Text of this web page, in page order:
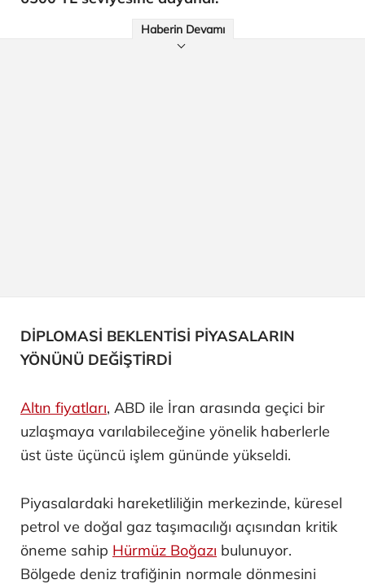
Haberin Devamı
DİPLOMASİ BEKLENTİSİ PİYASALARIN
YÖNÜNÜ DEĞİŞTİRDİ
Altın fiyatları, ABD ile İran arasında geçici bir
uzlaşmaya varılabileceğine yönelik haberlerle
üst üste üçüncü işlem gününde yükseldi.
Piyasalardaki hareketliliğin merkezinde, küresel
petrol ve doğal gaz taşımacılığı açısından kritik
öneme sahip Hürmüz Boğazı bulunuyor.
Bölgede deniz trafiğinin normale dönmesini